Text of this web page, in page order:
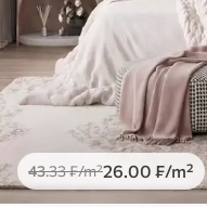
43.33₣/m²26.00 ₣/m²